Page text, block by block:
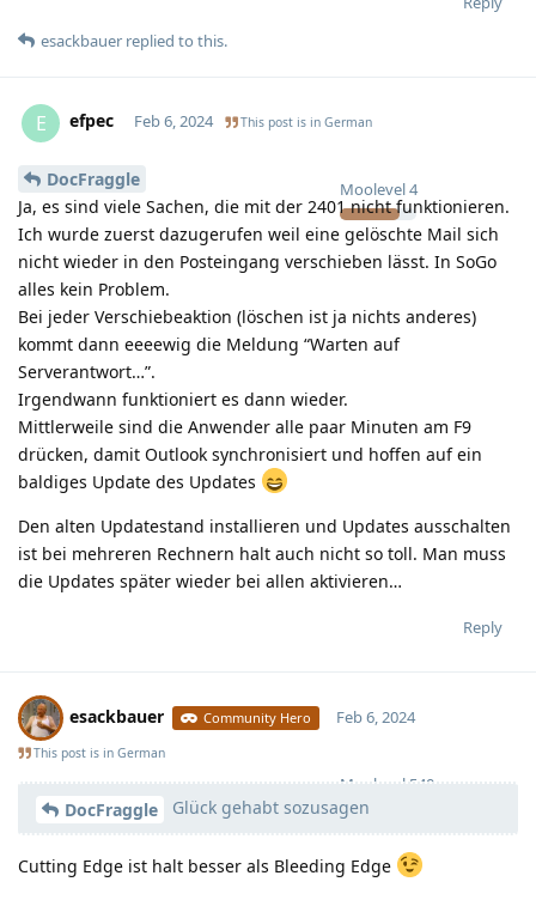
esackbauer replied to this.
E efpec
Moolevel4
Feb 6, 2024 This post is in German
DocFraggle
Ja, es sind viele Sachen, die mit der 2401 nicht funktionieren.
Ich wurde zuerst dazugerufen weil eine gelöschte Mail sich
nicht wieder in den Posteingang verschieben lässt. In SoGo
alles kein Problem.
Bei jeder Verschiebeaktion (löschen ist ja nichts anderes)
kommt dann eeeewig die Meldung “Warten auf
Serverantwort…”.
Irgendwann funktioniert es dann wieder.
Mittlerweile sind die Anwender alle paar Minuten am F9
drücken, damit Outlook synchronisiert und hoffen auf ein
baldiges Update des Updates
Den alten Updatestand installieren und Updates ausschalten
ist bei mehreren Rechnern halt auch nicht so toll. Man muss
die Updates später wieder bei allen aktivieren…
Reply
esackbauer Community Hero
Moolevel 540
Feb 6, 2024
This post is in German
DocFraggle Glück gehabt sozusagen
Cutting Edge ist halt besser als Bleeding Edge